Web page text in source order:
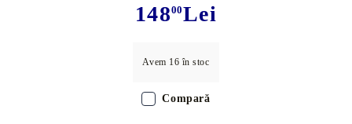
14800Lei
Avem 16 în stoc
Compară